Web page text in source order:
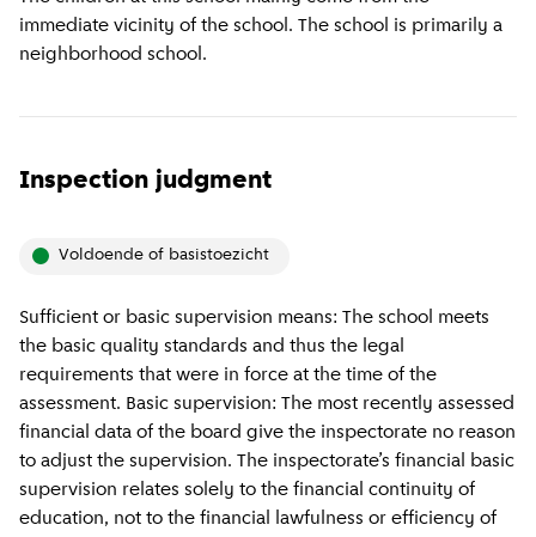
immediate vicinity of the school. The school is primarily a
neighborhood school.
Inspection judgment
voldoende of basistoezicht
Sufficient or basic supervision means: The school meets
the basic quality standards and thus the legal
requirements that were in force at the time of the
assessment. Basic supervision: The most recently assessed
financial data of the board give the inspectorate no reason
to adjust the supervision. The inspectorate’s financial basic
supervision relates solely to the financial continuity of
education, not to the financial lawfulness or efficiency of